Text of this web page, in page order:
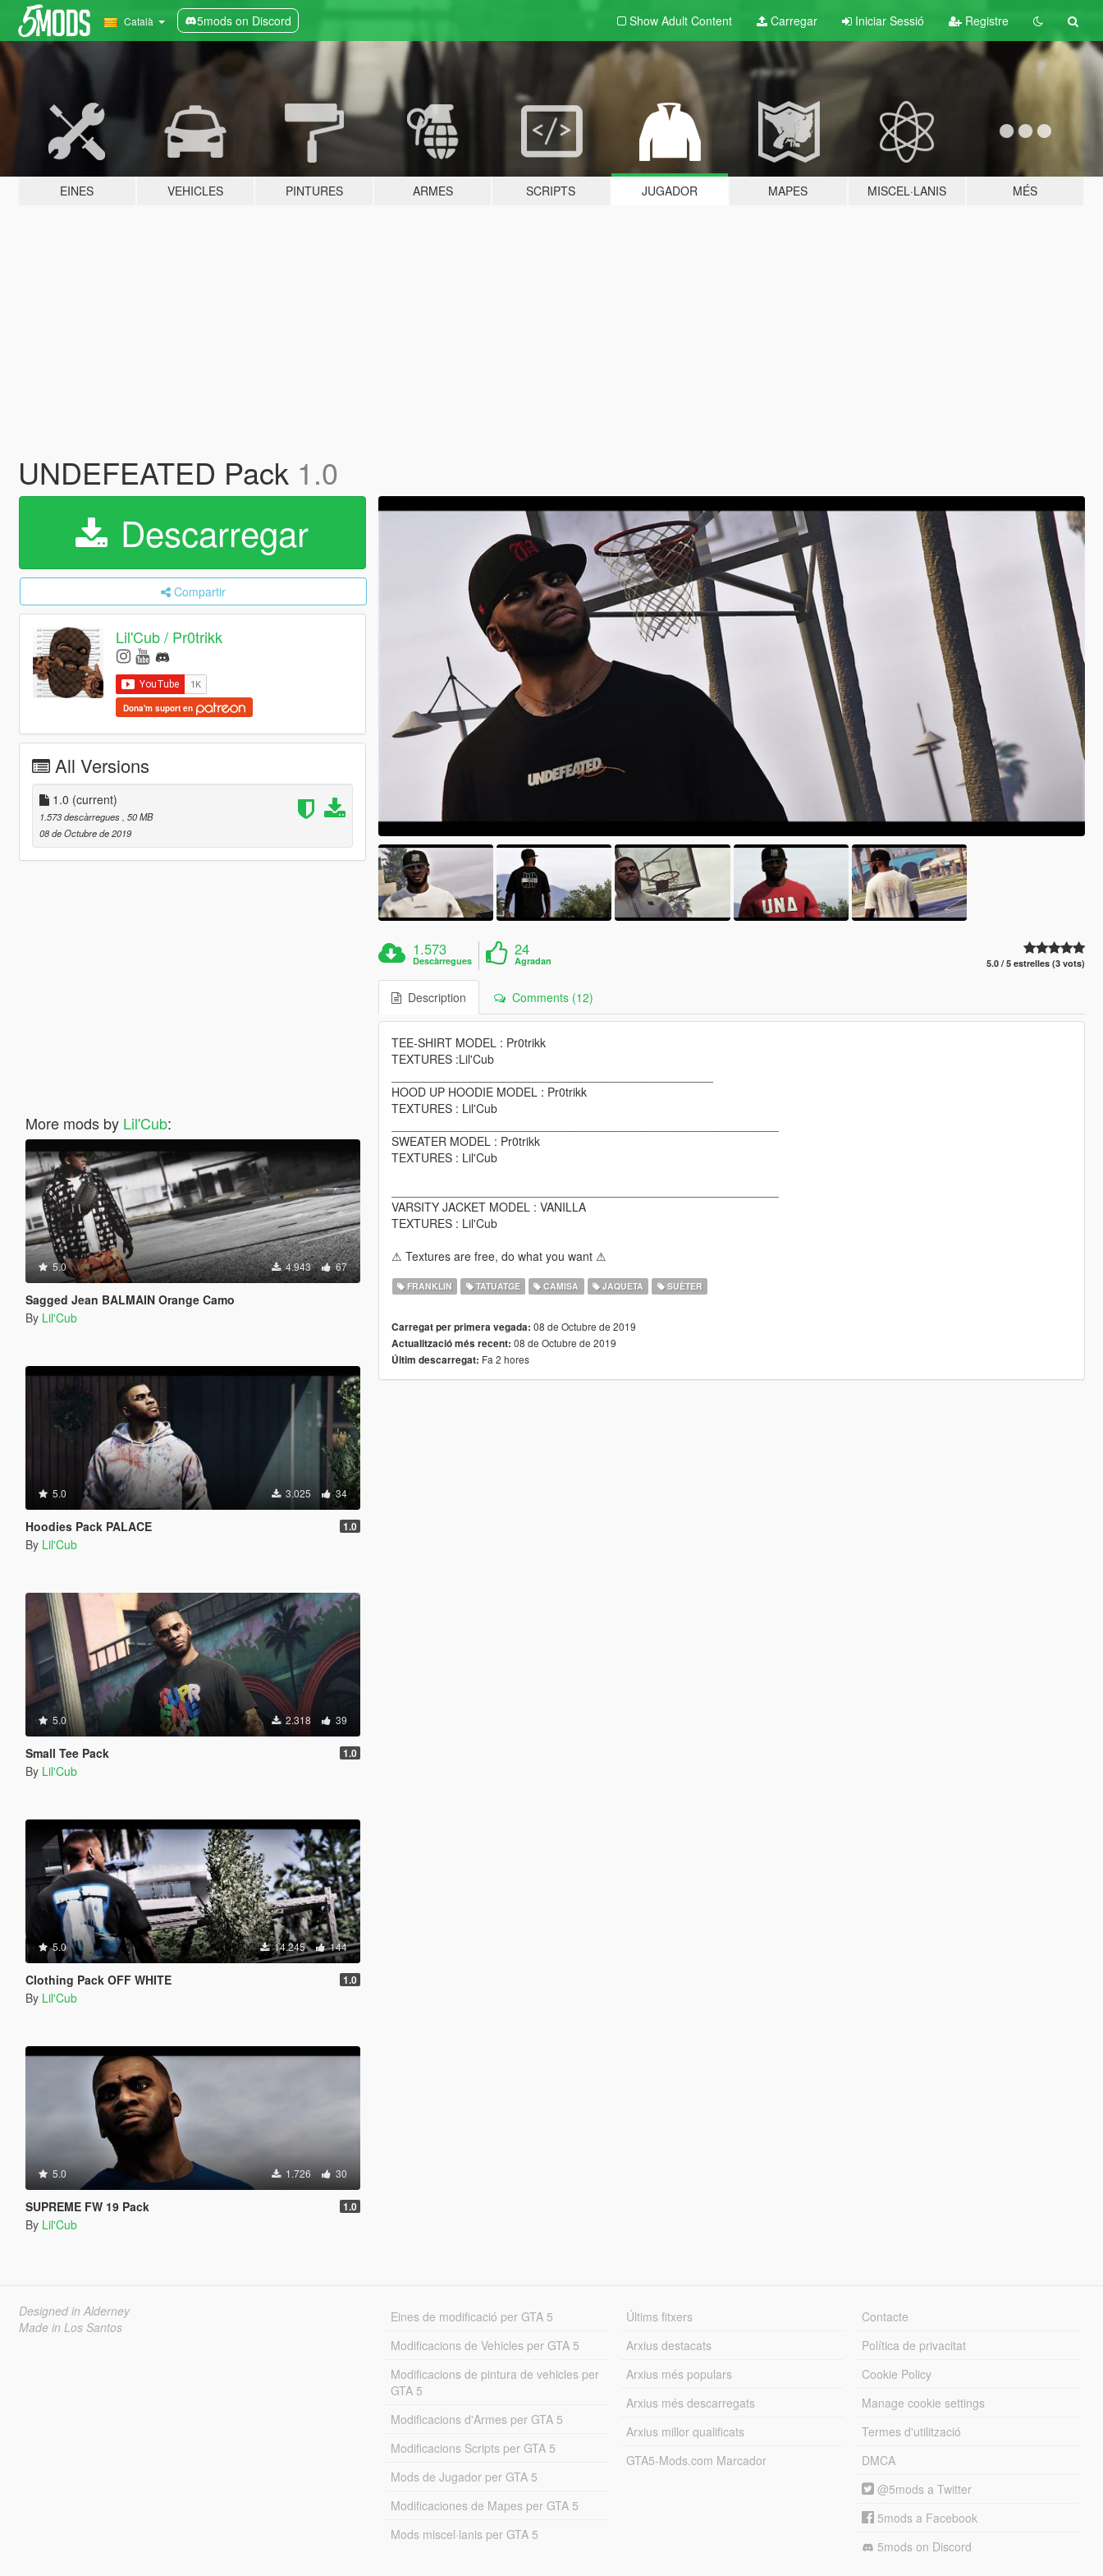
Català 5mods on Discord Show Adult Content Carregar Iniciar Sessió Registre
EINES VEHICLES PINTURES ARMES SCRIPTS JUGADOR MAPES MISCEL·LANIS MÉS
UNDEFEATED Pack 1.0
Descarregar
Compartir
Lil'Cub / Pr0trikk
Dona'm suport en
All Versions
1.0 (current)
1.573 descàrregues , 50 MB
08 de Octubre de 2019
More mods by Lil'Cub:
5.0 4.943 67
Sagged Jean BALMAIN Orange Camo
By Lil'Cub
5.0 3.025 34
Hoodies Pack PALACE 1.0
By Lil'Cub
5.0 2.318 39
Small Tee Pack 1.0
By Lil'Cub
5.0 14.245 144
Clothing Pack OFF WHITE 1.0
By Lil'Cub
5.0 1.726 30
SUPREME FW 19 Pack 1.0
By Lil'Cub
1.573
Descàrregues
24
Agradan 5.0 / 5 estrelles (3 vots)
Description Comments (12)
TEE-SHIRT MODEL : Pr0trikk
TEXTURES :Lil'Cub
HOOD UP HOODIE MODEL : Pr0trikk
TEXTURES : Lil'Cub
SWEATER MODEL : Pr0trikk
TEXTURES : Lil'Cub
VARSITY JACKET MODEL : VANILLA
TEXTURES : Lil'Cub
⚠ Textures are free, do what you want ⚠
FRANKLIN TATUATGE CAMISA JAQUETA SUÈTER
Carregat per primera vegada: 08 de Octubre de 2019
Actualització més recent: 08 de Octubre de 2019
Últim descarregat: Fa 2 hores
Designed in Alderney
Made in Los Santos
Eines de modificació per GTA 5
Modificacions de Vehicles per GTA 5
Modificacions de pintura de vehicles per
GTA 5
Modificacions d'Armes per GTA 5
Modificacions Scripts per GTA 5
Mods de Jugador per GTA 5
Modificaciones de Mapes per GTA 5
Mods miscel·lanis per GTA 5
Últims fitxers
Arxius destacats
Arxius més populars
Arxius més descarregats
Arxius millor qualificats
GTA5-Mods.com Marcador
Contacte
Política de privacitat
Cookie Policy
Manage cookie settings
Termes d'utilització
DMCA
@5mods a Twitter
5mods a Facebook
5mods on Discord